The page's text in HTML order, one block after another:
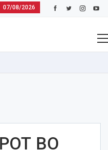
07/08/2026
ВО